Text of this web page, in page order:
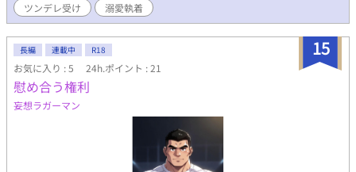
ツンデレ受け
溺愛執着
15
長編 連載中 R18
お気に入り : 5 24h.ポイント : 21
慰め合う権利
妄想ラガーマン